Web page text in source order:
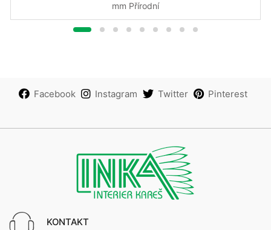
mm Přírodní
Facebook Instagram Twitter Pinterest
KONTAKT